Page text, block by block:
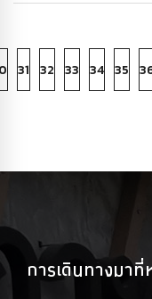
31 32 33 34 35
การเดินทางมา